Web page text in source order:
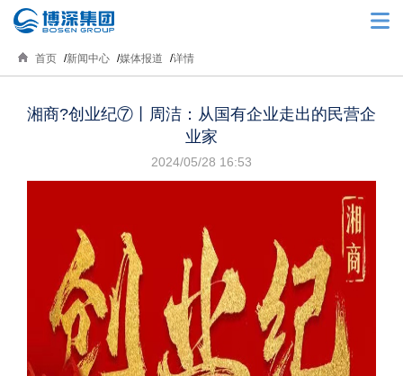
首页 新闻中心 媒体报道 详情
湘商?创业纪⑦丨周洁：从国有企业走出的民营企
业家
2024/05/28 16:53